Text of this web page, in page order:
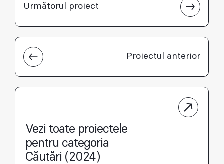
Proiectul anterior
Următorul proiect
Vezi toate proiectele
pentru categoria
Căutări (2024)